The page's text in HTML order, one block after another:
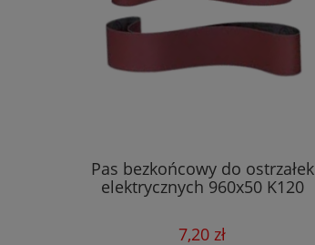
Pas bezkońcowy do ostrzałek
elektrycznych 960x50 K120
7,20 zł